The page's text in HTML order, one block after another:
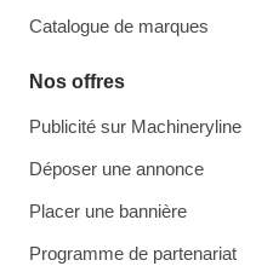
Catalogue de marques
Nos offres
Publicité sur Machineryline
Déposer une annonce
Placer une bannière
Programme de partenariat